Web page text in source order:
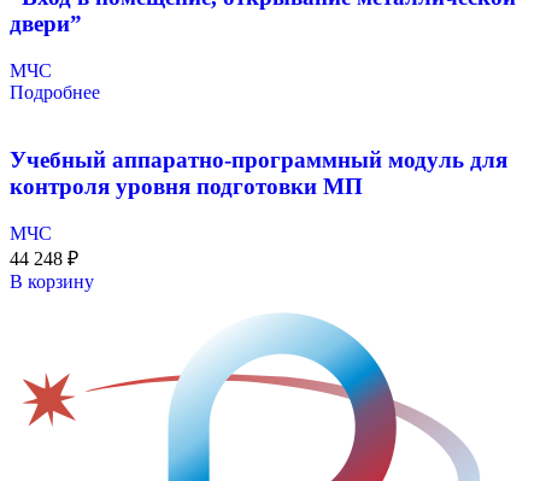
двери”
МЧС
Подробнее
Учебный аппаратно-программный модуль для
контроля уровня подготовки МП
МЧС
44 248 ₽
В корзину